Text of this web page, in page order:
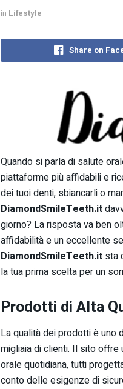
in Lifestyle
Share on
Quando si parla di salute
piattaforme più affidabili e
dei tuoi denti, sbiancarli o
DiamondSmileTeeth.it
giorno? La risposta va ben
affidabilità e un eccellente
DiamondSmileTeeth.it sta
la tua prima scelta per un
Prodotti di Alta
La qualità dei prodotti è uno
migliaia di clienti. Il sito offre
orale quotidiana, tutti
conto delle esigenze di